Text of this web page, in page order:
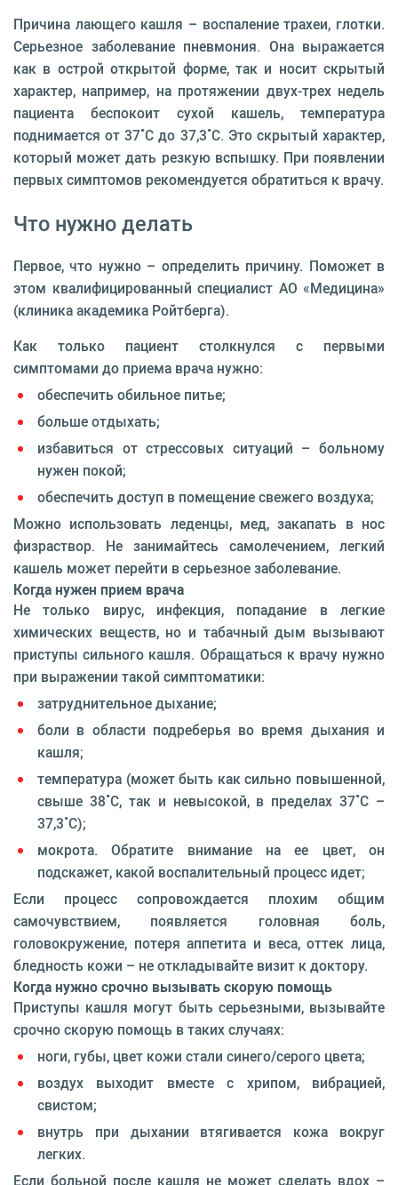
Причина лающего кашля – воспаление трахеи, глотки.
Серьезное заболевание пневмония. Она выражается
как в острой открытой форме, так и носит скрытый
характер, например, на протяжении двух-трех недель
пациента беспокоит сухой кашель, температура
поднимается от 37˚C до 37,3˚C. Это скрытый характер,
который может дать резкую вспышку. При появлении
первых симптомов рекомендуется обратиться к врачу.
Что нужно делать
Первое, что нужно – определить причину. Поможет в
этом квалифицированный специалист АО «Медицина»
(клиника академика Ройтберга).
Как только пациент столкнулся с первыми
симптомами до приема врача нужно:
обеспечить обильное питье;
больше отдыхать;
избавиться от стрессовых ситуаций – больному
нужен покой;
обеспечить доступ в помещение свежего воздуха;
Можно использовать леденцы, мед, закапать в нос
физраствор. Не занимайтесь самолечением, легкий
кашель может перейти в серьезное заболевание.
Когда нужен прием врача
Не только вирус, инфекция, попадание в легкие
химических веществ, но и табачный дым вызывают
приступы сильного кашля. Обращаться к врачу нужно
при выражении такой симптоматики:
затруднительное дыхание;
боли в области подреберья во время дыхания и
кашля;
температура (может быть как сильно повышенной,
свыше 38˚C, так и невысокой, в пределах 37˚C –
37,3˚C);
мокрота. Обратите внимание на ее цвет, он
подскажет, какой воспалительный процесс идет;
Если процесс сопровождается плохим общим
самочувствием, появляется головная боль,
головокружение, потеря аппетита и веса, оттек лица,
бледность кожи – не откладывайте визит к доктору.
Когда нужно срочно вызывать скорую помощь
Приступы кашля могут быть серьезными, вызывайте
срочно скорую помощь в таких случаях:
ноги, губы, цвет кожи стали синего/серого цвета;
воздух выходит вместе с хрипом, вибрацией,
свистом;
внутрь при дыхании втягивается кожа вокруг
легких.
Если больной после кашля не может сделать вдох –